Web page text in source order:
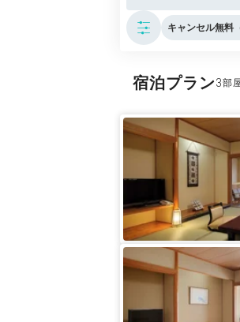
キャンセル無料
宿泊プラン3